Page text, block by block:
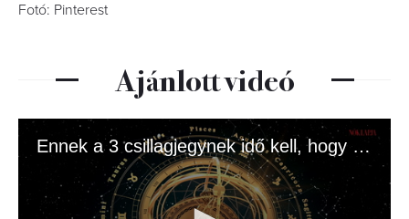
Fotó: Pinterest
Ajánlott videó
Ennek a 3 csillagjegynek idő kell, hogy megnyíljon